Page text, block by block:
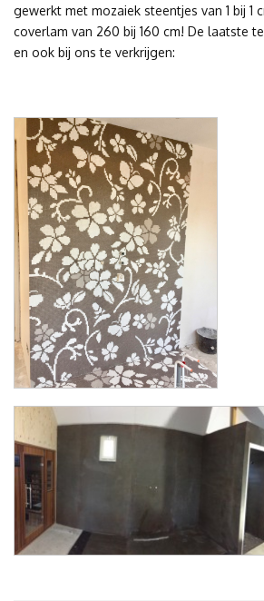
gewerkt met mozaiek steentjes van 1 bij 1
coverlam van 260 bij 160 cm! De laatste
en ook bij ons te verkrijgen: